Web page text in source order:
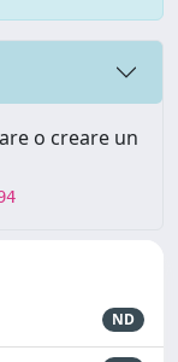
o creare un
ND